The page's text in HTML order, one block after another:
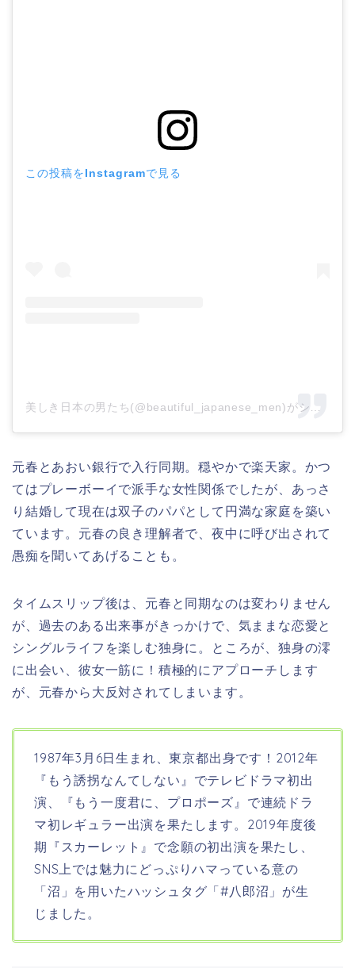
この投稿をInstagramで見る
美しき日本の男たち(@beautiful_japanese_men)がシェアした投稿
元春とあおい銀行で入行同期。穏やかで楽天家。かつ
てはプレーボーイで派手な女性関係でしたが、あっさ
り結婚して現在は双子のパパとして円満な家庭を築い
ています。元春の良き理解者で、夜中に呼び出されて
愚痴を聞いてあげることも。
タイムスリップ後は、元春と同期なのは変わりません
が、過去のある出来事がきっかけで、気ままな恋愛と
シングルライフを楽しむ独身に。ところが、独身の澪
に出会い、彼女一筋に！積極的にアプローチします
が、元春から大反対されてしまいます。
1987年3月6日生まれ、東京都出身です！2012年
『もう誘拐なんてしない』でテレビドラマ初出
演、『もう一度君に、プロポーズ』で連続ドラ
マ初レギュラー出演を果たします。2019年度後
期『スカーレット』で念願の初出演を果たし、
SNS上では魅力にどっぷりハマっている意の
「沼」を用いたハッシュタグ「#八郎沼」が生
じました。